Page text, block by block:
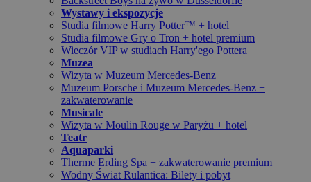
Wystawy i ekspozycje
Studia filmowe Harry Potter™ + hotel
Studia filmowe Gry o Tron + hotel premium
Wieczór VIP w studiach Harry'ego Pottera
Muzea
Wizyta w Muzeum Mercedes-Benz
Muzeum Porsche i Muzeum Mercedes-Benz +
zakwaterowanie
Musicale
Wizyta w Moulin Rouge w Paryżu + hotel
Teatr
Aquaparki
Therme Erding Spa + zakwaterowanie premium
Wodny Świat Rulantica: Bilety i pobyt